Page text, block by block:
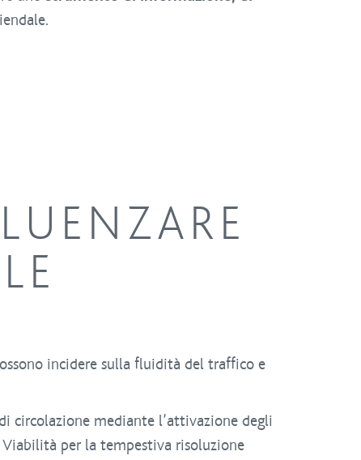
incidere sulla fluidità del traffico e
circolazione mediante l’attivazione degli
per la tempestiva risoluzione